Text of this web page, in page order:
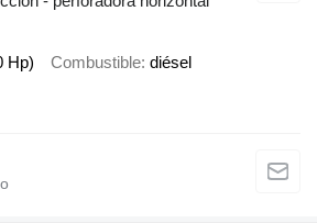
Hp) Combustible diésel